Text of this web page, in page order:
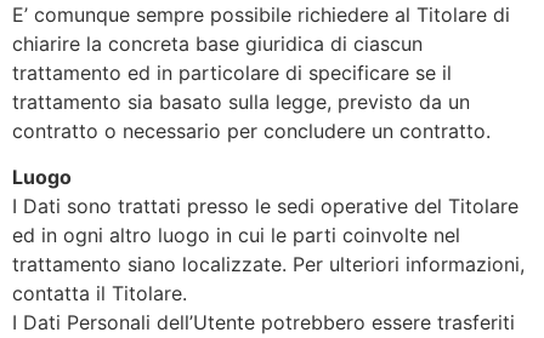
E’ comunque sempre possibile richiedere al Titolare di
chiarire la concreta base giuridica di ciascun
trattamento ed in particolare di specificare se il
trattamento sia basato sulla legge, previsto da un
contratto o necessario per concludere un contratto.
Luogo
I Dati sono trattati presso le sedi operative del Titolare
ed in ogni altro luogo in cui le parti coinvolte nel
trattamento siano localizzate. Per ulteriori informazioni,
contatta il Titolare.
I Dati Personali dell’Utente potrebbero essere trasferiti